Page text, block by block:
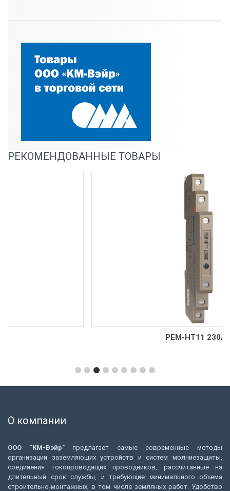
РЕКОМЕНДОВАННЫЕ ТОВАРЫ
О компании
ООО "КМ-Вэйр"предлагает самые современные методы
организации заземляющих устройств и систем молниезащиты,
соединения токопроводящих проводников, рассчитанные на
длительный срок службы, и требующие минимального объема
строительно-монтажных, в том числе земляных работ. Удобство